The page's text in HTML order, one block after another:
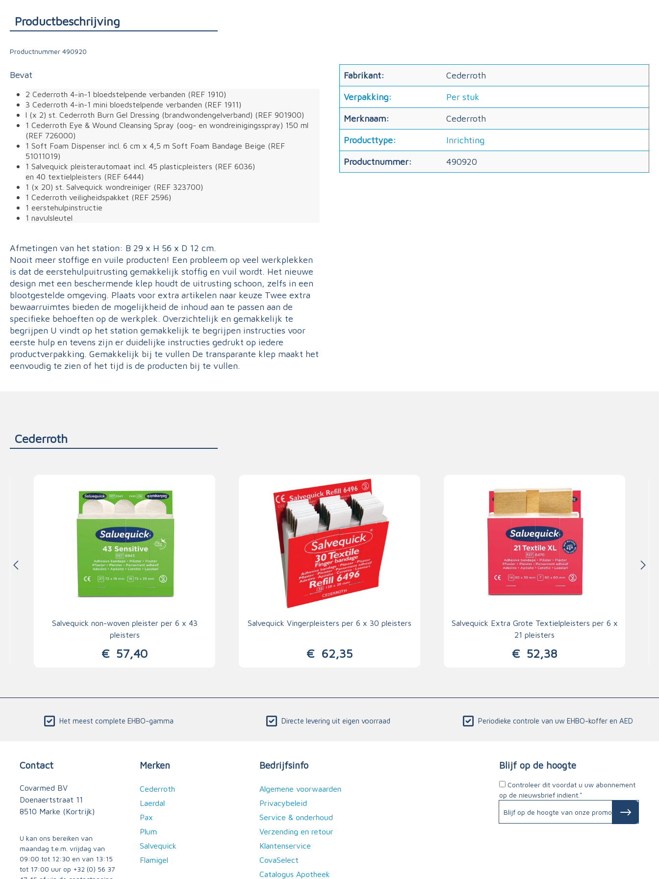
Productbeschrijving
Productnummer 490920
Bevat
2 Cederroth 4-in-1 bloedstelpende verbanden (REF 1910)
3 Cederroth 4-in-1 mini bloedstelpende verbanden (REF 1911)
l (x 2) st. Cederroth Burn Gel Dressing (brandwondengelverband) (REF 901900)
1 Cederroth Eye & Wound Cleansing Spray (oog- en wondreinigingsspray) 150 ml
(REF 726000)
1 Soft Foam Dispenser incl. 6 cm x 4,5 m Soft Foam Bandage Beige (REF
51011019)
1 Salvequick pleisterautomaat incl. 45 plasticpleisters (REF 6036)
en 40 textielpleisters (REF 6444)
1 (x 20) st. Salvequick wondreiniger (REF 323700)
1 Cederroth veiligheidspakket (REF 2596)
1 eerstehulpinstructie
1 navulsleutel
Afmetingen van het station: B 29 x H 56 x D 12 cm.
Nooit meer stoffige en vuile producten! Een probleem op veel werkplekken
is dat de eerstehulpuitrusting gemakkelijk stoffig en vuil wordt. Het nieuwe
design met een beschermende klep houdt de uitrusting schoon, zelfs in een
blootgestelde omgeving. Plaats voor extra artikelen naar keuze Twee extra
bewaarruimtes bieden de mogelijkheid de inhoud aan te passen aan de
specifieke behoeften op de werkplek. Overzichtelijk en gemakkelijk te
begrijpen U vindt op het station gemakkelijk te begrijpen instructies voor
eerste hulp en tevens zijn er duidelijke instructies gedrukt op iedere
productverpakking. Gemakkelijk bij te vullen De transparante klep maakt het
eenvoudig te zien of het tijd is de producten bij te vullen.
Fabrikant: Cederroth
Verpakking: Per stuk
Merknaam: Cederroth
Producttype: Inrichting
Productnummer: 490920
Cederroth
Salvequick non-woven pleister per 6 x 43
pleisters
€ 57,40
Salvequick Vingerpleisters per 6 x 30 pleisters
€ 62,35
Salvequick Extra Grote Textielpleisters per 6 x
21 pleisters
€ 52,38
Het meest complete EHBO-gamma Directe levering uit eigen voorraad Periodieke controle van uw EHBO-koffer en AED
Contact
Covarmed BV
Doenaertstraat 11
8510 Marke (Kortrijk)
U kan ons bereiken van
maandag t.e.m. vrijdag van
09:00 tot 12:30 en van 13:15
tot 17:00 uur op +32 (0) 56 37
Merken
Cederroth
Laerdal
Pax
Plum
Salvequick
Flamigel
Bedrijfsinfo
Algemene voorwaarden
Privacybeleid
Service & onderhoud
Verzending en retour
Klantenservice
CovaSelect
Catalogus Apotheek
Blijf op de hoogte
Controleer dit voordat u uw abonnement
op de nieuwsbrief indient.*